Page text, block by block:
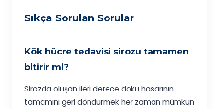
Sıkça Sorulan Sorular
Kök hücre tedavisi sirozu tamamen
bitirir mi?
Sirozda oluşan ileri derece doku hasarının
tamamını geri döndürmek her zaman mümkün